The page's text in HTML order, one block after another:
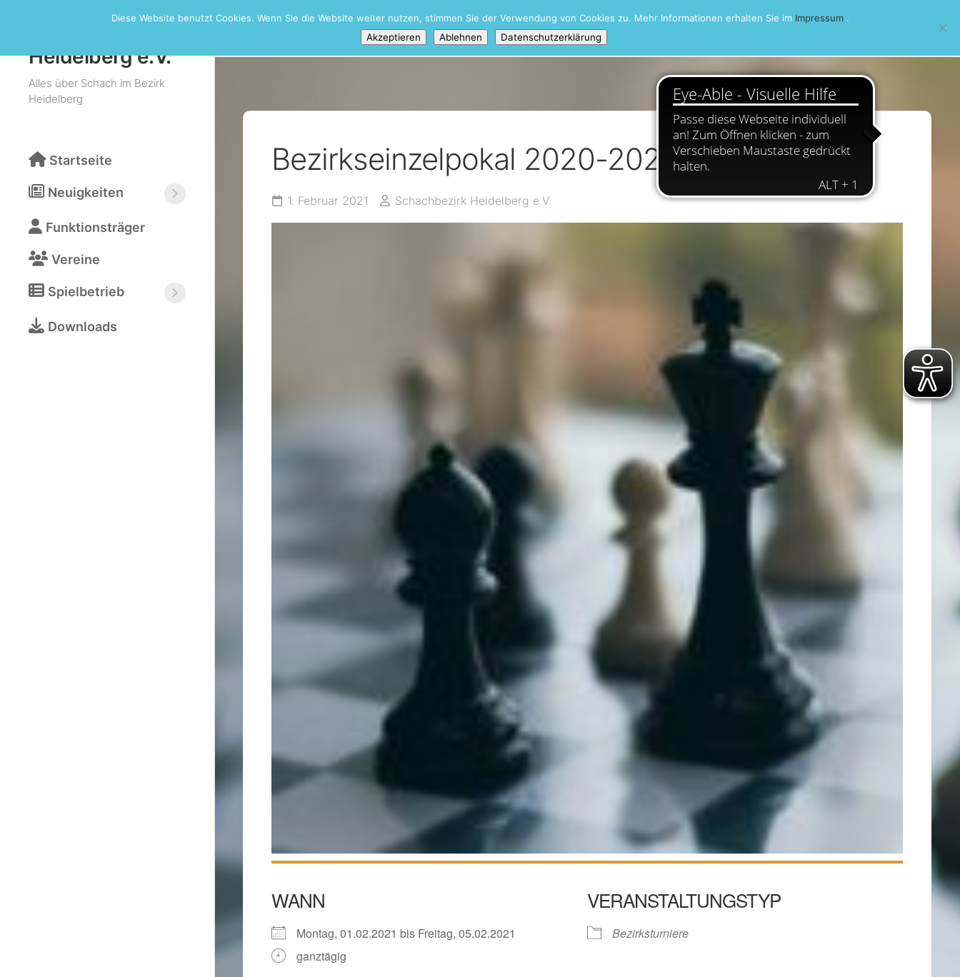
Heidelberg e.V.
Alles über Schach im Bezirk
Heidelberg
Startseite
Neuigkeiten
Funktionsträger
Vereine
Spielbetrieb
Downloads
Bezirkseinzelpokal 2020-2021 Halbfinale
1. Februar 2021 Schachbezirk Heidelberg e.V.
WANN
Montag, 01.02.2021 bis Freitag, 05.02.2021
ganztägig
VERANSTALTUNGSTYP
Bezirksturniere
Diese Website benutzt Cookies. Wenn Sie die Website weiter nutzen, stimmen Sie der Verwendung von Cookies zu. Mehr Informationen erhalten Sie im Impressum .
Akzeptieren
Ablehnen Datenschutzerklärung